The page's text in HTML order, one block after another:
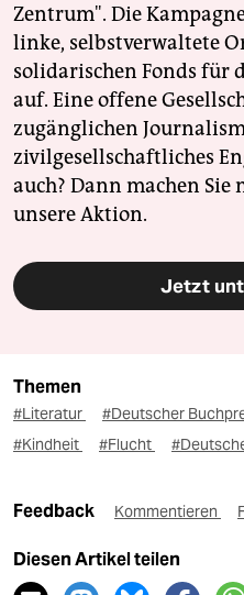
Zentrum". Die
linke, selbstverwaltete
solidarischen Fonds für
auf. Eine offene
zugänglichen
zivilgesellschaftliches
auch? Dann machen
unsere Aktion.
Jetzt
Themen
#Literatur #Deutscher
#Kindheit
#Flucht
Feedback Kommentieren
Diesen Artikel teilen